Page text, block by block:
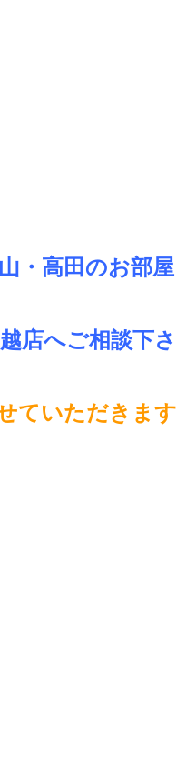
・高田のお部屋
店へご相談下さ
ていただきます